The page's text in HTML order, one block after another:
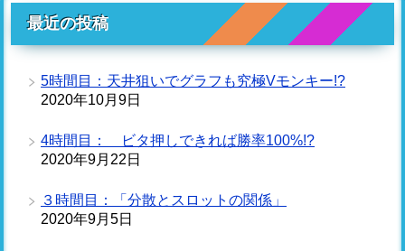
最近の投稿
5時間目：天井狙いでグラフも究極Vモンキー!?
2020年10月9日
4時間目： ビタ押しできれば勝率100%!?
2020年9月22日
３時間目：「分散とスロットの関係」
2020年9月5日